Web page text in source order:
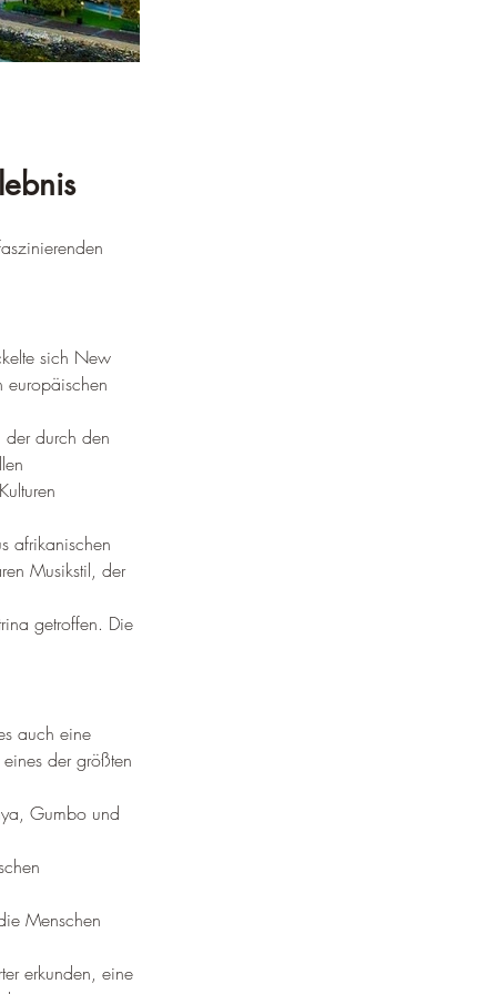
sich New
europäischen
der durch den
afrikanischen
Musikstil, der
getroffen. Die
auch eine
der größten
Gumbo und
Menschen
erkunden, eine